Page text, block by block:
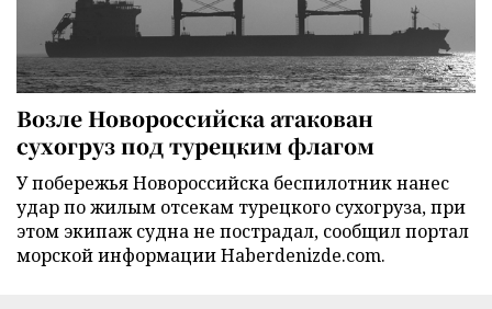
Возле Новороссийска атакован
сухогруз под турецким флагом
У побережья Новороссийска беспилотник нанес
удар по жилым отсекам турецкого сухогруза, при
этом экипаж судна не пострадал, сообщил портал
морской информации Haberdenizde.com.